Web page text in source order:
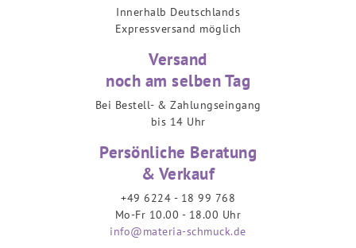
Innerhalb Deutschlands
Expressversand möglich
Versand
noch am selben Tag
Bei Bestell- & Zahlungseingang
bis 14 Uhr
Persönliche Beratung
& Verkauf
+49 6224 - 18 99 768
Mo-Fr 10.00 - 18.00 Uhr
info@materia-schmuck.de